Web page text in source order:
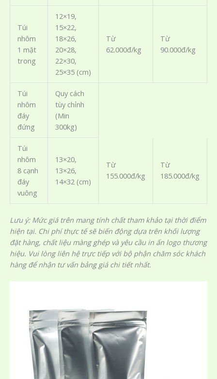
Túi
nhôm
1 mặt
trong
12×19,
15×22,
18×26,
20×28,
22×30,
25×35 (cm)
Từ
62.000đ/kg
Từ
90.000đ/kg
Túi
nhôm
đáy
đứng
Quy cách
tùy chỉnh
(Min
300kg)
Túi
nhôm
8 cạnh
đáy
vuông
13×20,
13×26,
14×32 (cm)
Từ
155.000đ/kg
Từ
185.000đ/kg
Lưu ý: Mức giá trên mang tính chất tham khảo tại thời điểm
hiện tại. Chi phí thực tế sẽ biến động dựa trên khối lượng
đặt hàng, chất liệu màng ghép và yêu cầu in ấn logo thương
hiệu. Vui lòng liên hệ trực tiếp với bộ phận chăm sóc khách
hàng để nhận tư vấn bảng giá chi tiết nhất.